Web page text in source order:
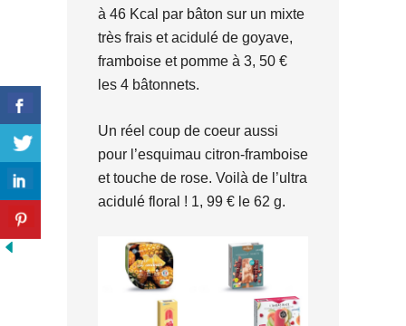
à 46 Kcal par bâton sur un mixte
très frais et acidulé de goyave,
framboise et pomme à 3, 50 €
les 4 bâtonnets.
Un réel coup de coeur aussi
pour l’esquimau citron-framboise
et touche de rose. Voilà de l’ultra
acidulé floral ! 1, 99 € le 62 g.